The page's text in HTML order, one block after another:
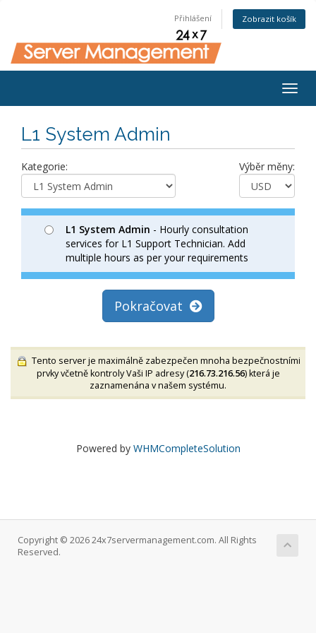
Přihlášení Zobrazit košík
L1 System Admin
Kategorie: Výběr měny:
L1 System Admin - Hourly consultation
services for L1 Support Technician. Add
multiple hours as per your requirements
Pokračovat
Tento server je maximálně zabezpečen mnoha bezpečnostními
prvky včetně kontroly Vaši IP adresy (216.73.216.56) která je
zaznamenána v našem systému.
Powered by WHMCompleteSolution
Copyright © 2026 24x7servermanagement.com. All Rights
Reserved.